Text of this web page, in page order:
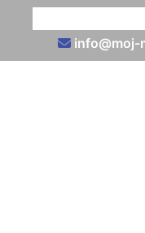
info@moj-